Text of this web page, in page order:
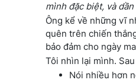
mình đặc biệt, và
Ông kể về những vĩ
quên trên chiến
bảo đảm cho ngày
Tôi nhìn lại mình.
Nói nhiều hơn